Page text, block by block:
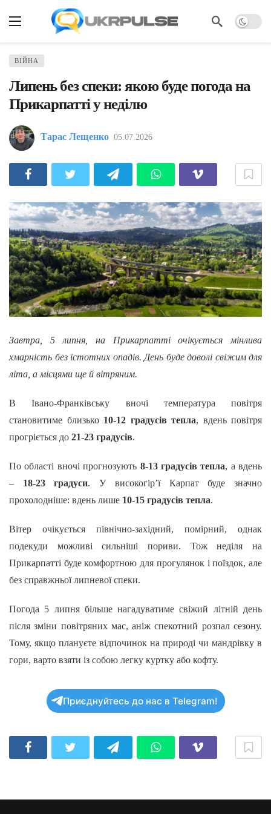
ВІЙНА
Липень без спеки: якою буде погода на
Прикарпатті у неділю
Тарас Лещенко 05.07.2026
Завтра, 5 липня, на Прикарпатті очікується мінлива
хмарність без істотних опадів. День буде доволі свіжим для
літа, а місцями ще й вітряним.
В Івано-Франківську вночі температура повітря
становитиме близько 10-12 градусів тепла, вдень повітря
прогріється до 21-23 градусів.
По області вночі прогнозують 8-13 градусів тепла, а вдень
– 18-23 градуси. У високогір’ї Карпат буде значно
прохолодніше: вдень лише 10-15 градусів тепла.
Вітер очікується північно-західний, помірний, однак
подекуди можливі сильніші пориви. Тож неділя на
Прикарпатті буде комфортною для прогулянок і поїздок, але
без справжньої липневої спеки.
Погода 5 липня більше нагадуватиме свіжий літній день
після зміни повітряних мас, аніж спекотний розпал сезону.
Тому, якщо плануєте відпочинок на природі чи мандрівку в
гори, варто взяти із собою легку куртку або кофту.
Приєднуйтесь до нас в Telegram!